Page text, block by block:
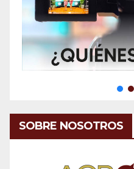
SOBRE NOSOTROS